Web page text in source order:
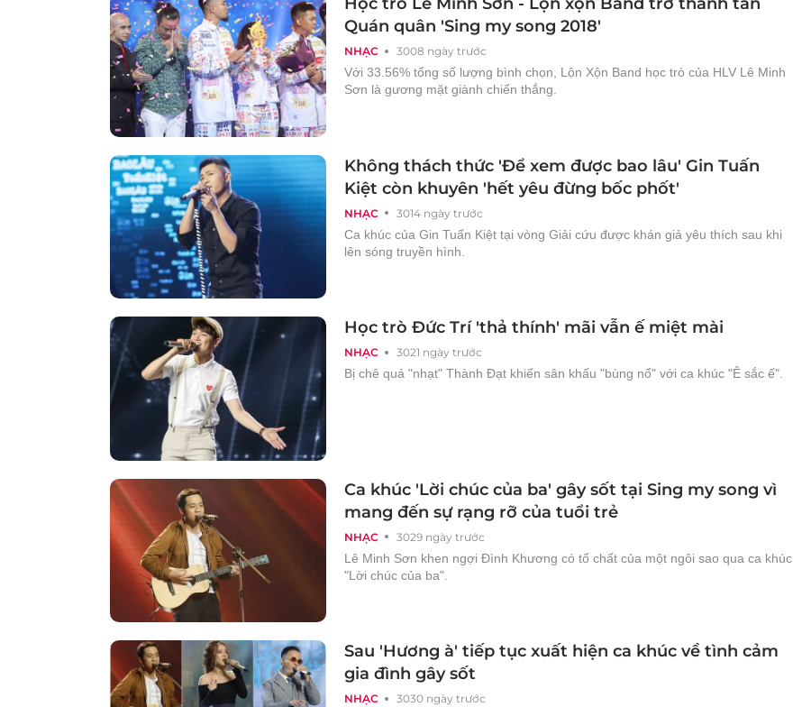
NHẠC 3008 ngày trước
Quán quân 'Sing my song 2018'
Với 33.56% tổng số lượng bình chọn, Lộn Xộn Band học trò của HLV Lê Minh
Sơn là gương mặt giành chiến thắng.
NHẠC 3014 ngày trước
Không thách thức 'Để xem được bao lâu' Gin Tuấn
Kiệt còn khuyên 'hết yêu đừng bốc phốt'
Ca khúc của Gin Tuấn Kiệt tại vòng Giải cứu được khán giả yêu thích sau khi
lên sóng truyền hình.
NHẠC 3021 ngày trước
Học trò Đức Trí 'thả thính' mãi vẫn ế miệt mài
Bị chê quá "nhạt" Thành Đạt khiến sân khấu "bùng nổ" với ca khúc "Ê sắc ế".
NHẠC 3029 ngày trước
Ca khúc 'Lời chúc của ba' gây sốt tại Sing my song vì
mang đến sự rạng rỡ của tuổi trẻ
Lê Minh Sơn khen ngợi Đình Khương có tố chất của một ngôi sao qua ca khúc
"Lời chúc của ba".
NHẠC 3030 ngày trước
Sau 'Hương à' tiếp tục xuất hiện ca khúc về tình cảm
gia đình gây sốt